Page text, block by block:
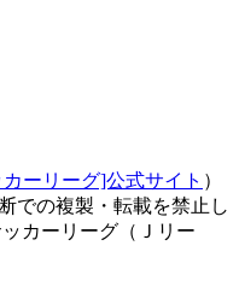
ーリーグ]公式サイト ）
での複製・転載を禁止し
カーリーグ（Ｊリー